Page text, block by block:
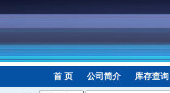
首 页 公司简介 库存查询